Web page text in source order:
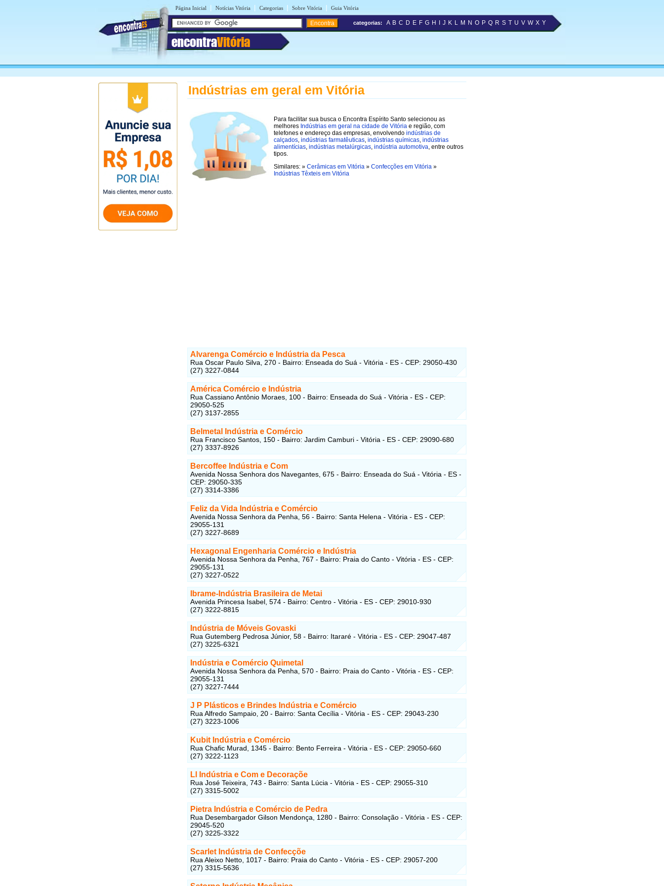
Página Inicial | Notícias Vitória | Categorias | Sobre Vitória | Guia Vitória
encontraVitória
categorias: A B C D E F G H J K L M N O P Q R S T U V W X Y
Indústrias em geral em Vitória
Para facilitar sua busca o Encontra Espírito Santo selecionou as
melhores Indústrias em geral na cidade de Vitória e região, com
telefones e endereço das empresas, envolvendo indústrias de
calçados indústrias farmatêuticas indústrias químicas indústrias
alimentícias indústrias metalúrgicas indústria automotiva , entre outros
tipos.
Similares: » Cerâmicas em Vitória » Confecções em Vitória »
Indústrias Têxteis em Vitória
Alvarenga Comércio e Indústria da Pesca
Rua Oscar Paulo Silva, 270 - Bairro: Enseada do Suá - Vitória - ES - CEP: 29050-430
(27) 3227-0844
América Comércio e Indústria
Rua Cassiano Antônio Moraes, 100 - Bairro: Enseada do Suá - Vitória - ES - CEP:
29050-525
(27) 3137-2855
Belmetal Indústria e Comércio
Rua Francisco Santos, 150 - Bairro: Jardim Camburi - Vitória - ES - CEP: 29090-680
(27) 3337-8926
Bercoffee Indústria e Com
Avenida Nossa Senhora dos Navegantes, 675 - Bairro: Enseada do Suá - Vitória - ES -
CEP: 29050-335
(27) 3314-3386
Feliz da Vida Indústria e Comércio
Avenida Nossa Senhora da Penha, 56 - Bairro: Santa Helena - Vitória - ES - CEP:
29055-131
(27) 3227-8689
Hexagonal Engenharia Comércio e Indústria
Avenida Nossa Senhora da Penha, 767 - Bairro: Praia do Canto - Vitória - ES - CEP:
29055-131
(27) 3227-0522
Ibrame-Indústria Brasileira de Metai
Avenida Princesa Isabel, 574 - Bairro: Centro - Vitória - ES - CEP: 29010-930
(27) 3222-8815
Indústria de Móveis Govaski
Rua Gutemberg Pedrosa Júnior, 58 - Bairro: Itararé - Vitória - ES - CEP: 29047-487
(27) 3225-6321
Indústria e Comércio Quimetal
Avenida Nossa Senhora da Penha, 570 - Bairro: Praia do Canto - Vitória - ES - CEP:
29055-131
(27) 3227-7444
J P Plásticos e Brindes Indústria e Comércio
Rua Alfredo Sampaio, 20 - Bairro: Santa Cecília - Vitória - ES - CEP: 29043-230
(27) 3223-1006
Kubit Indústria e Comércio
Rua Chafic Murad, 1345 - Bairro: Bento Ferreira - Vitória - ES - CEP: 29050-660
(27) 3222-1123
Ll Indústria e Com e Decoraçõe
Rua José Teixeira, 743 - Bairro: Santa Lúcia - Vitória - ES - CEP: 29055-310
(27) 3315-5002
Pietra Indústria e Comércio de Pedra
Rua Desembargador Gilson Mendonça, 1280 - Bairro: Consolação - Vitória - ES - CEP:
29045-520
(27) 3225-3322
Scarlet Indústria de Confecçõe
Rua Aleixo Netto, 1017 - Bairro: Praia do Canto - Vitória - ES - CEP: 29057-200
(27) 3315-5636